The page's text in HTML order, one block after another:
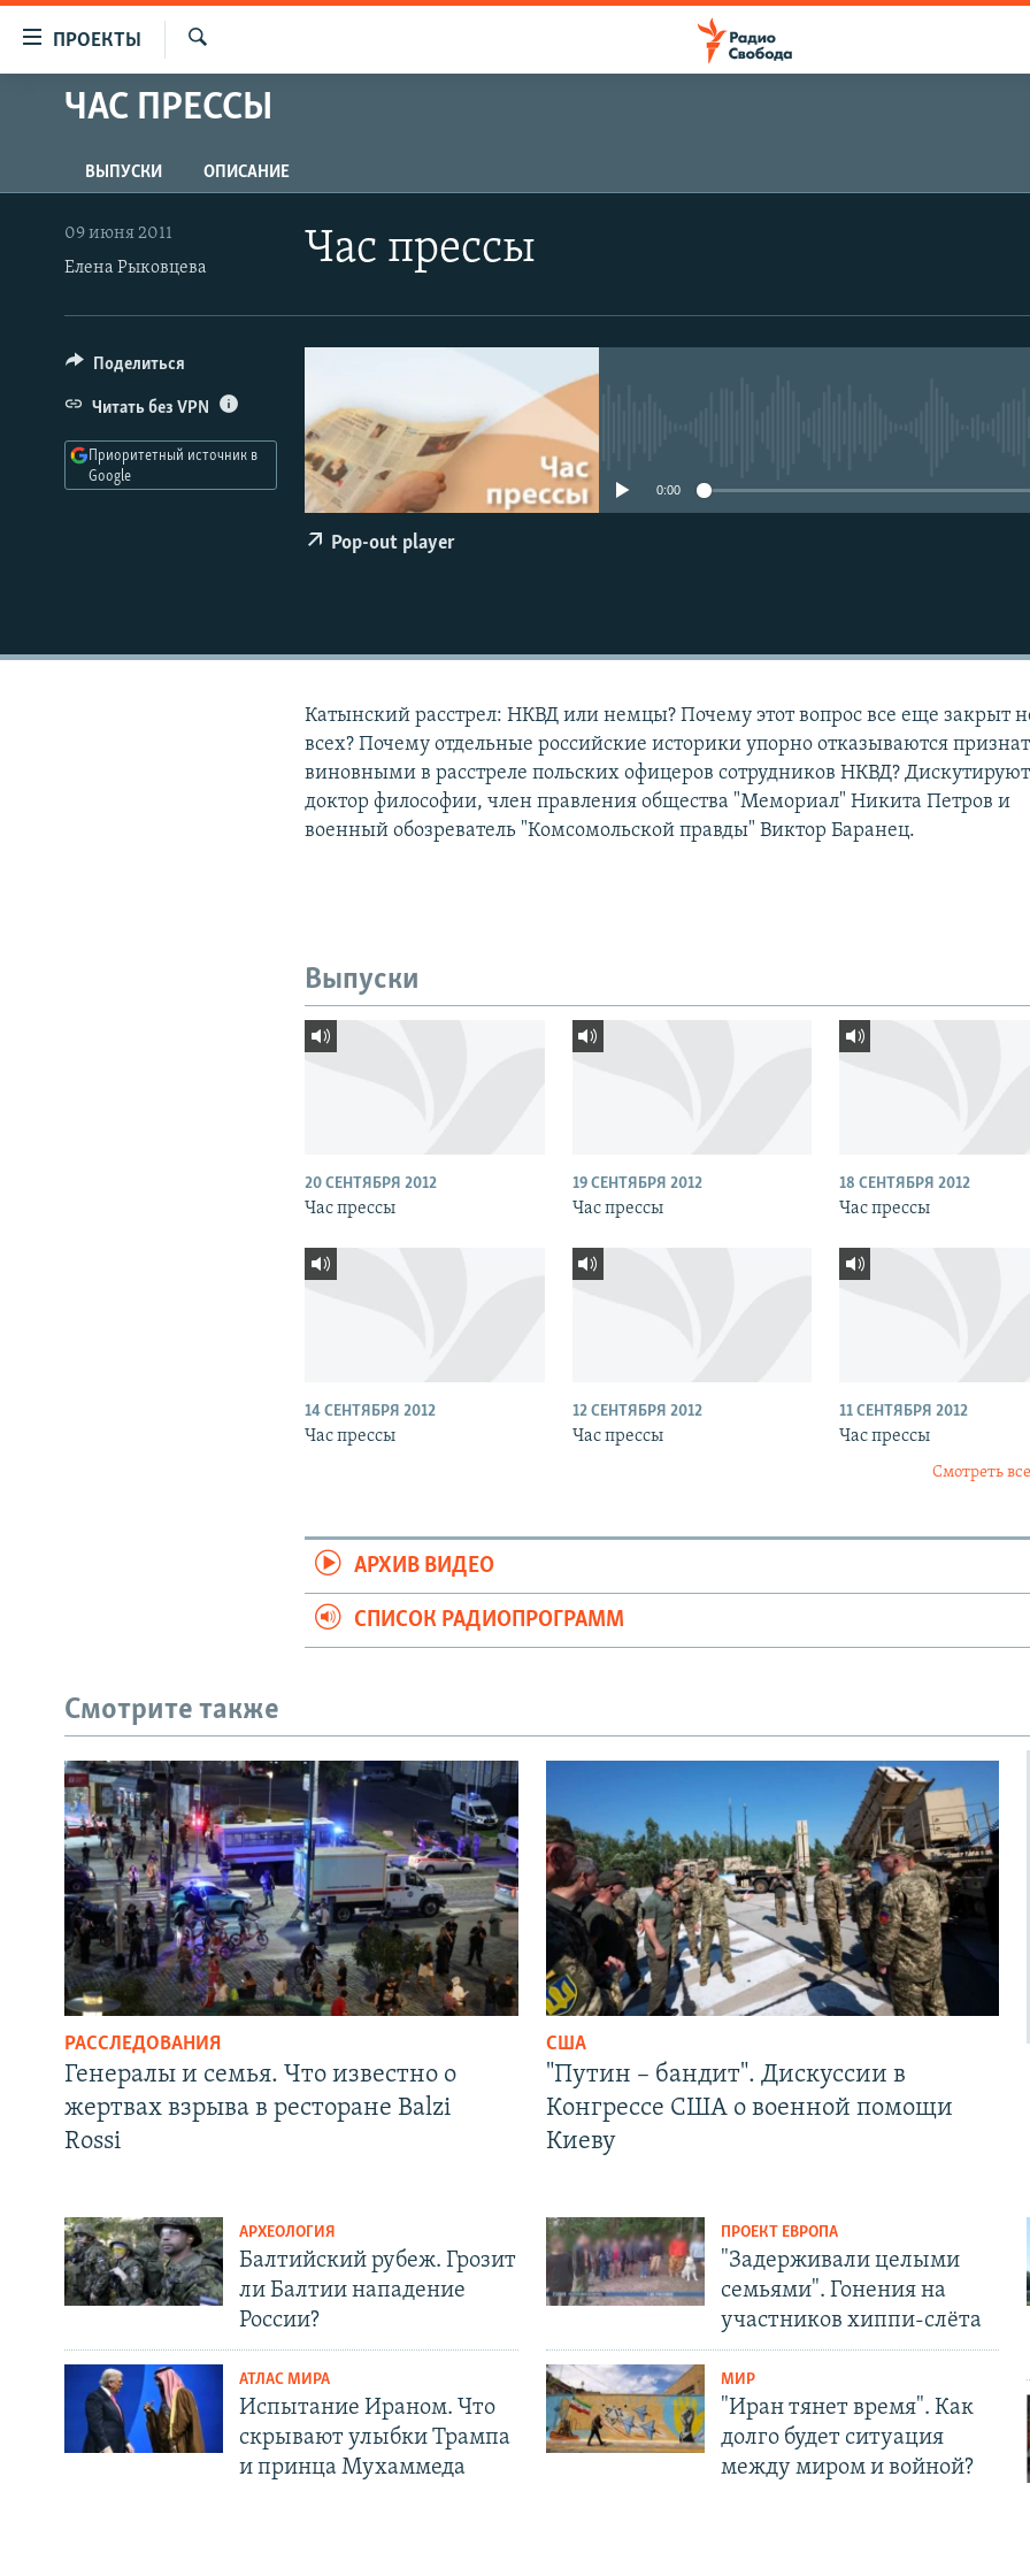
упрощенного
Вернуться
к
основному
содержанию
навигации
Вернутся
ПРОЕКТЫ
ПРОГРАММЫ
АВТОРСКИЕ ПРОЕКТЫ
ЦИТАТЫ СВОБОДЫ
МНЕНИЯ
КУЛЬТУРА
IDEL.РЕАЛИИ
КАВКАЗ.РЕАЛИИ
СЕВЕР.РЕАЛИИ
СИБИРЬ.РЕАЛИИ
ЧАС ПРЕССЫ
ВЫПУСКИ ОПИСАНИЕ
Час прессы
09 июня 2011
Елена Рыковцева
0:00
Pop-out player
Поделиться
Читать без VPN
Приоритетный источник в
Google
Катынский расстрел: НКВД или немцы? Почему этот вопрос все еще закрыт
всех? Почему отдельные российские историки упорно отказываются
виновными в расстреле польских офицеров сотрудников НКВД? Дискутируют
доктор философии, член правления общества "Мемориал" Никита Петров и
военный обозреватель "Комсомольской правды" Виктор Баранец.
Выпуски
20 СЕНТЯБРЯ 2012
Час прессы
19 СЕНТЯБРЯ 2012
Час прессы
18 СЕНТЯБРЯ 2012
Час прессы
14 СЕНТЯБРЯ 2012
Час прессы
12 СЕНТЯБРЯ 2012
Час прессы
11 СЕНТЯБРЯ 2012
Час прессы
Смотреть
АРХИВ ВИДЕО
СПИСОК РАДИОПРОГРАММ
Смотрите также
РАССЛЕДОВАНИЯ
Генералы и семья. Что известно о
жертвах взрыва в ресторане Balzi
Rossi
США
"Путин – бандит". Дискуссии в
Конгрессе США о военной помощи
Киеву
АРХЕОЛОГИЯ
Балтийский рубеж. Грозит
ли Балтии нападение
России?
АТЛАС МИРА
Испытание Ираном. Что
скрывают улыбки Трампа
и принца Мухаммеда
ПРОЕКТ ЕВРОПА
"Задерживали целыми
семьями". Гонения на
участников хиппи-слёта
МИР
"Иран тянет время". Как
долго будет ситуация
между миром и войной?